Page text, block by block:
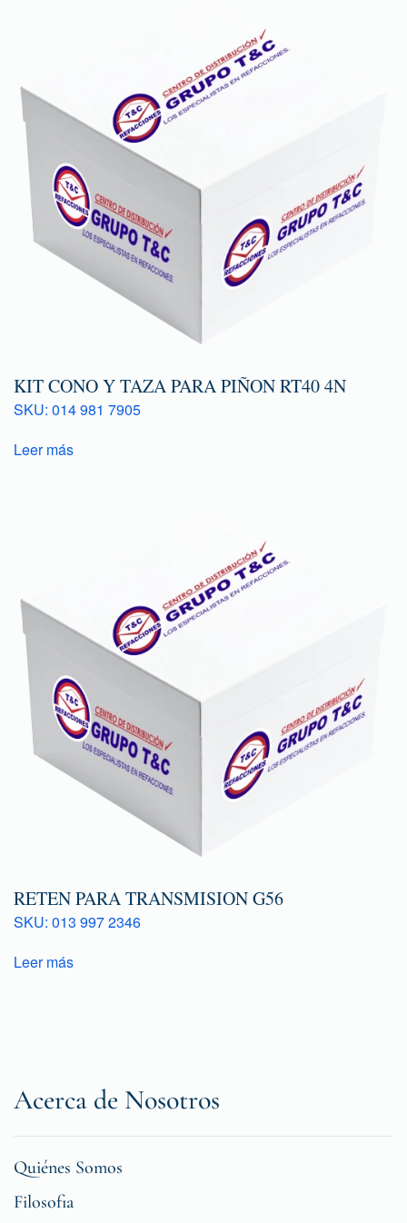
KIT CONO Y TAZA PARA PIÑON RT40 4N
SKU: 014 981 7905
Leer más
RETEN PARA TRANSMISION G56
SKU: 013 997 2346
Leer más
Acerca de Nosotros
Quiénes Somos
Filosofia